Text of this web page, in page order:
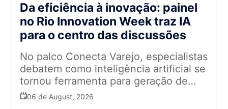
Da eficiência à inovação: painel
no Rio Innovation Week traz IA
para o centro das discussões
No palco Conecta Varejo, especialistas
debatem como inteligência artificial se
tornou ferramenta para geração de
valor
06 de August, 2026